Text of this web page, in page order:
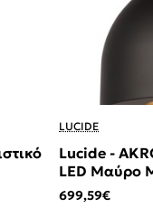
LUCIDE
Lucide -
LED Μαύρο
699,59€